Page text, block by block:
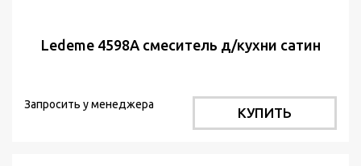
Ledeme 4598А смеситель д/кухни сатин
Запросить у менеджера
КУПИТЬ